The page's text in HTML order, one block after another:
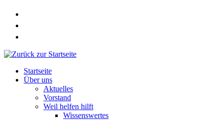
Zum
springen
Startseite
Über uns
Aktuelles
Vorstand
Weil helfen hilft
Wissenswertes